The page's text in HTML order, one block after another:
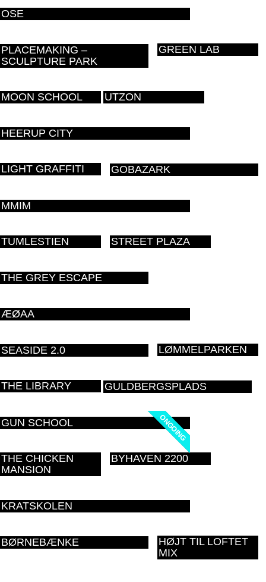
OSE
PLACEMAKING –
SCULPTURE PARK
GREEN LAB
MOON SCHOOL UTZON
HEERUP CITY
LIGHT GRAFFITI GOBAZARK
MMIM
TUMLESTIEN STREET PLAZA
THE GREY ESCAPE
ÆØAA
SEASIDE 2.0 LØMMELPARKEN
THE LIBRARY GULDBERGSPLADS
ONGOING
ONGOING
GUN SCHOOL
THE CHICKEN
MANSION
BYHAVEN 2200
KRATSKOLEN
BØRNEBÆNKE
HØJT TIL LOFTET
MIX